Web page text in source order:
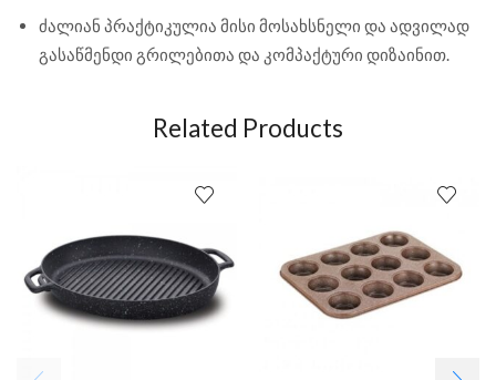
ძალიან პრაქტიკულია მისი მოსახსნელი და ადვილად
გასაწმენდი გრილებითა და კომპაქტური დიზაინით.
Related Products